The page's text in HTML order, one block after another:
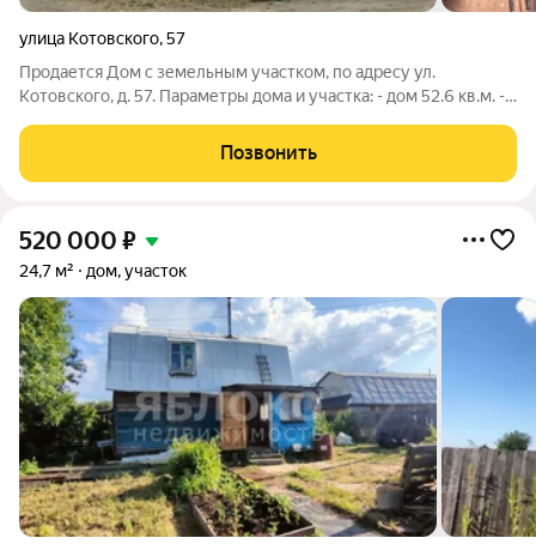
улица Котовского,57
Продается Дом с земельным участком, по адресу ул.
Котовского, д. 57. Параметры дома и участка: - дом 52.6 кв.м. -
второй этаж - просторная кухня-гостиная - с/у в доме -
имеется погреб - на
Позвонить
520 000 ₽
24,7 м² дом, участок